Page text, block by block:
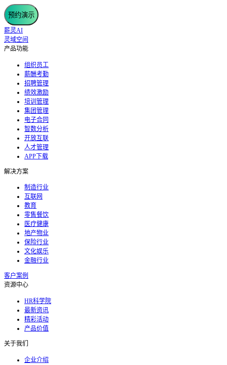
预约演示
薪灵AI
灵域空间
产品功能
组织员工
薪酬考勤
招聘管理
绩效激励
培训管理
集团管理
电子合同
智数分析
开放互联
人才管理
APP下载
解决方案
制造行业
互联网
教育
零售餐饮
医疗健康
地产物业
保险行业
文化娱乐
金融行业
客户案例
资源中心
HR科学院
最新资讯
精彩活动
产品价值
关于我们
企业介绍